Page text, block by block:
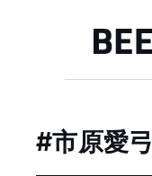
#市原愛弓